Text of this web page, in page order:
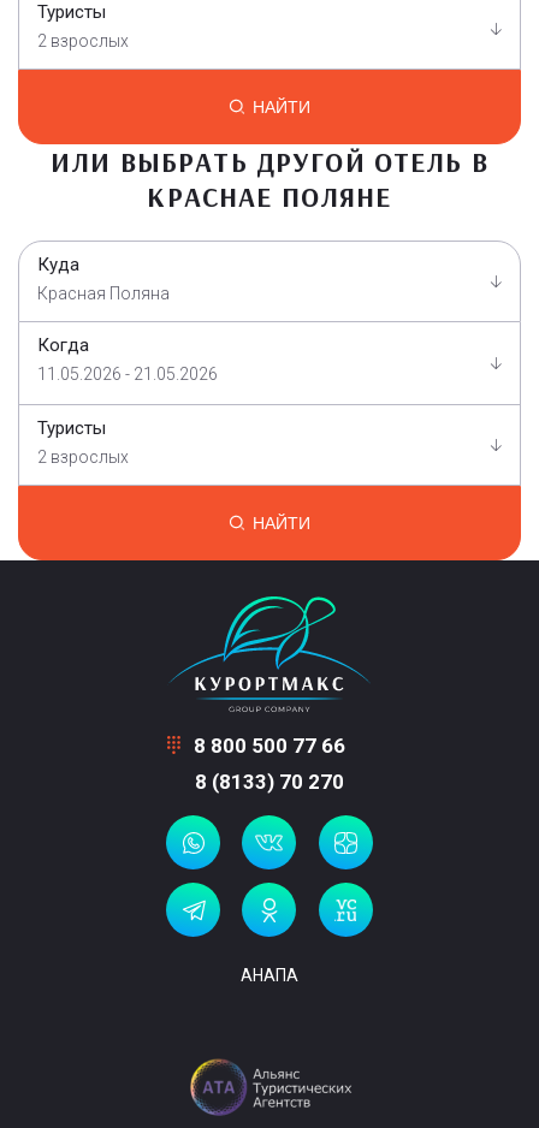
Туристы
2 взрослых
НАЙТИ
ИЛИ ВЫБРАТЬ ДРУГОЙ ОТЕЛЬ В
КРАСНАЕ ПОЛЯНЕ
Куда
Красная Поляна
Когда
11.05.2026 - 21.05.2026
Туристы
2 взрослых
НАЙТИ
8 800 500 77 66
8 (8133) 70 270
АНАПА